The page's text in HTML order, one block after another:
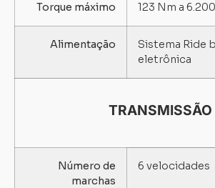
Torque máximo 123 Nm a
Alimentação
Sistema Ride
eletrônica
TRANSMISSÃO
Número de
marchas
6 velocidades